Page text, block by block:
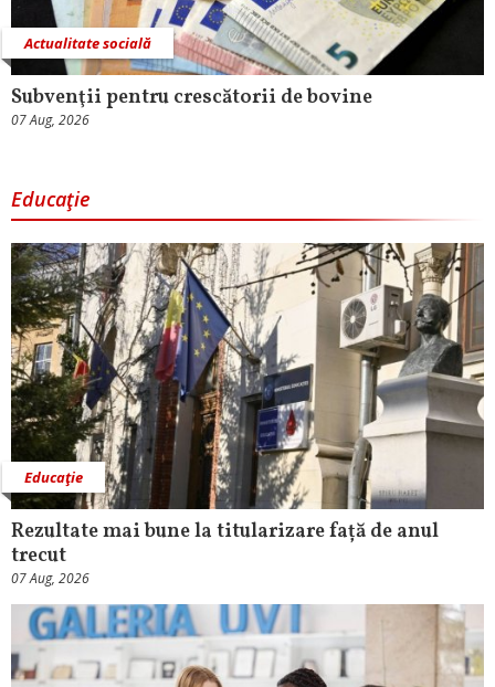
Actualitate socială
Subvenţii pentru crescătorii de bovine
07 Aug, 2026
Educaţie
Educaţie
Rezultate mai bune la titularizare față de anul
trecut
07 Aug, 2026